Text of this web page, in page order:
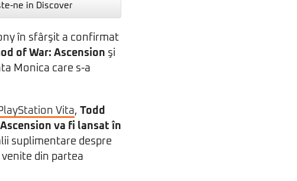
ne in Discover
în sfârşit a confirmat
of War: Ascension şi
Monica care s-a
Vita, Todd
va fi lansat în
suplimentare despre
din partea